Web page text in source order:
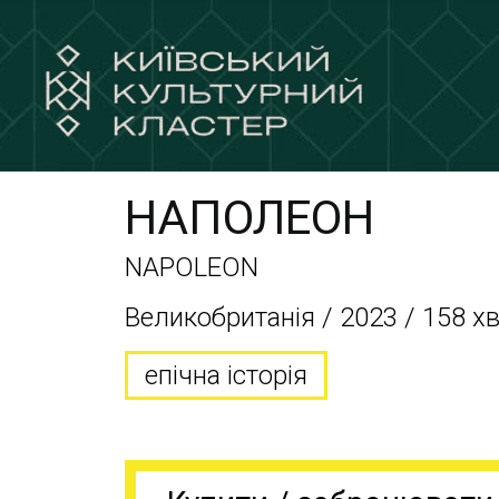
НАПОЛЕОН
NAPOLEON
Великобританія / 2023 / 158 хв
епічна історія